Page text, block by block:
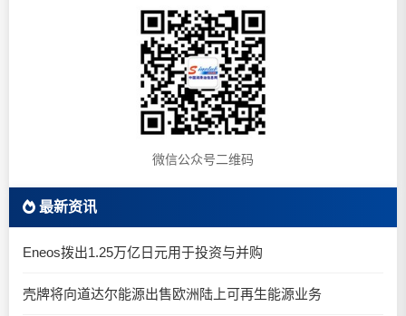
微信公众号二维码
最新资讯
Eneos拨出1.25万亿日元用于投资与并购
壳牌将向道达尔能源出售欧洲陆上可再生能源业务